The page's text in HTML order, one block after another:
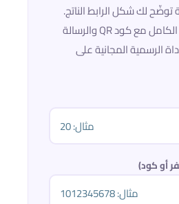
لك شكل الرابط الناتج.
للحصول على رابطك الكامل مع كود QR والرسالة
الرسمية المجانية على
أو كود)